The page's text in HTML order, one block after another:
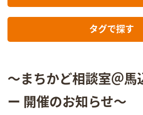
～まちかど相談室＠馬
ー 開催のお知らせ～
タグで探す